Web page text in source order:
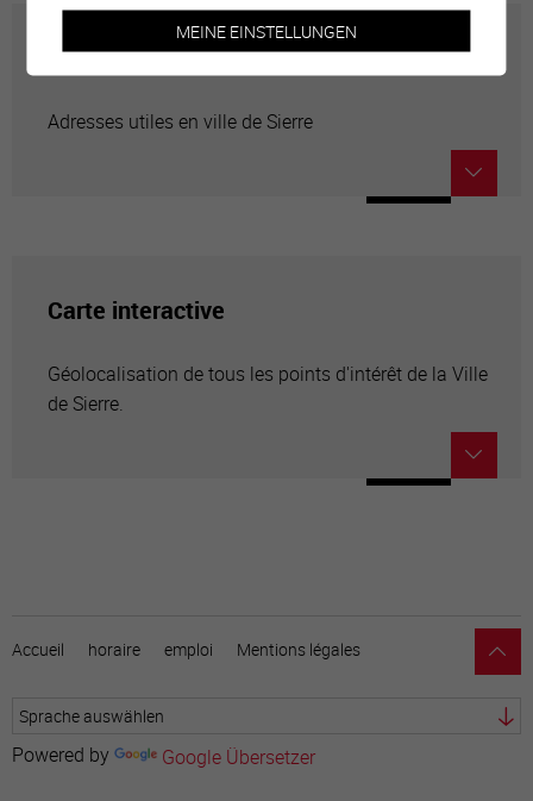
Annuaire communal
Adresses utiles en ville de Sierre
Carte interactive
Géolocalisation de tous les points d'intérêt de la Ville
de Sierre.
Accueil horaire emploi Mentions légales
Powered by Google Übersetzer
MEINE EINSTELLUNGEN